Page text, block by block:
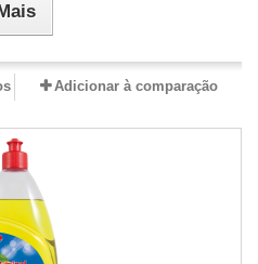
Adicionar à comparação